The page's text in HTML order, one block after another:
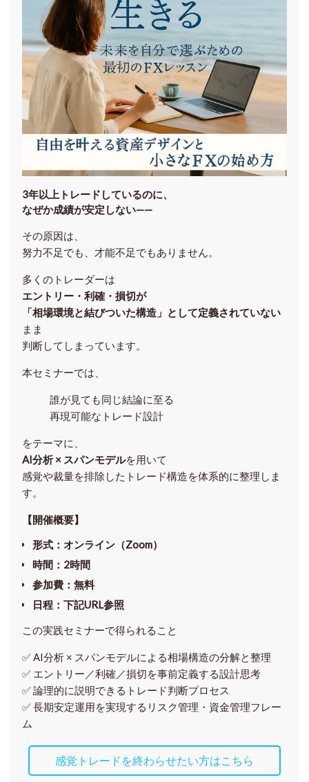
3年以上トレードしているのに、
なぜか成績が安定しない——
その原因は、
努力不足でも、才能不足でもありません。
多くのトレーダーは
エントリー・利確・損切が
「相場環境と結びついた構造」として定義されていない
まま
判断してしまっています。
本セミナーでは、
誰が見ても同じ結論に至る
再現可能なトレード設計
をテーマに、
AI分析 × スパンモデルを用いて
感覚や裁量を排除したトレード構造を体系的に整理しま
す。
【開催概要】
形式：オンライン（Zoom）
時間：2時間
参加費：無料
日程：下記URL参照
この実践セミナーで得られること
✅ AI分析 × スパンモデルによる相場構造の分解と整理
✅ エントリー／利確／損切を事前定義する設計思考
✅ 論理的に説明できるトレード判断プロセス
✅ 長期安定運用を実現するリスク管理・資金管理フレー
ム
感覚トレードを終わらせたい方はこちら